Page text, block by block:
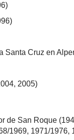
Santa Cruz en
2005)
de San Roque
1969, 1971/1976,